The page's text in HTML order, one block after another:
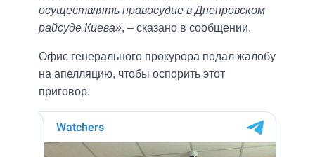
осуществлять правосудие в Днепровском
райсуде Киева», – сказано в сообщении.
Офис генерального прокурора подал жалобу
на апелляцию, чтобы оспорить этот
приговор.